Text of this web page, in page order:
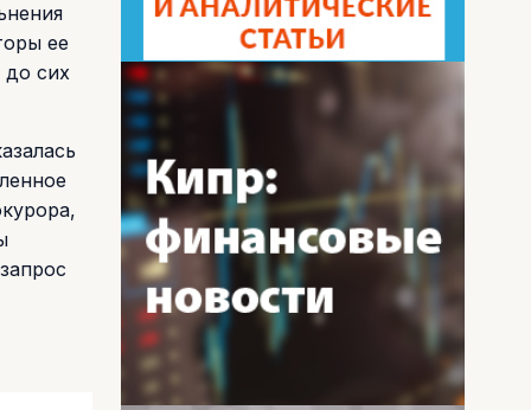
ее
до сих